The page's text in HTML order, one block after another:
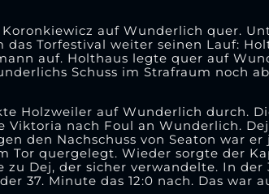
auf Wunderlich quer.
das Torfestival weiter seinen Lauf:
auf. Holthaus legte quer auf
Schuss im Strafraum noch
Holzweiler auf Wunderlich durch.
Viktoria nach Foul an Wunderlich.
den Nachschuss von Seaton war
Tor quergelegt. Wieder sorgte der
zu Dej, der sicher verwandelte. In
37. Minute das 12:0 nach. Das war